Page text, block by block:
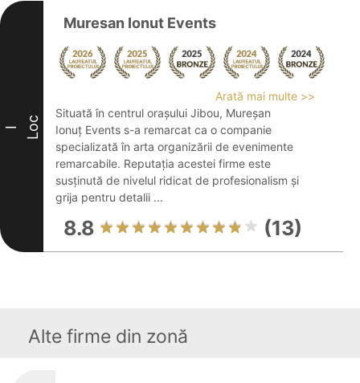
I Loc
Muresan Ionut Events
Arată mai multe >>
Situată în centrul orașului Jibou, Mureșan
Ionuț Events s-a remarcat ca o companie
specializată în arta organizării de evenimente
remarcabile. Reputația acestei firme este
susținută de nivelul ridicat de profesionalism și
grija pentru detalii ...
8.8 (13)
Alte firme din zonă